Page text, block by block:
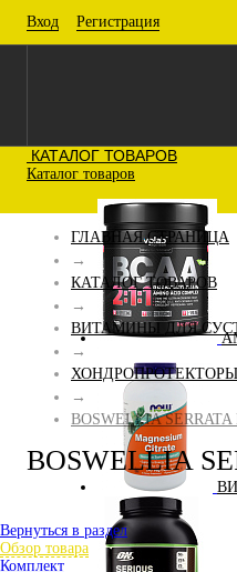
Вход Регистрация
КАТАЛОГ ТОВАРОВ
Каталог товаров
ГЛАВНАЯ СТРАНИЦА
→
КАТАЛОГ ТОВАРОВ
→
ВИТАМИНЫ ДЛЯ
→
ХОНДРОПРОТЕКТОРЫ
→
BOSWELLIA
BOSWELLIA
Вернуться в раздел
Обзор товара
Комплект